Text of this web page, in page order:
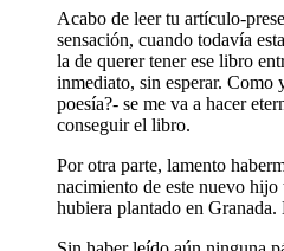
Acabo de leer tu artículo-
sensación, cuando todavía
la de querer tener ese libro
inmediato, sin esperar. Como
poesía?- se me va a hacer
conseguir el libro.
Por otra parte, lamento
nacimiento de este nuevo
hubiera plantado en